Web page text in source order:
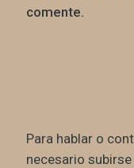
comente.
Para hablar o
necesario